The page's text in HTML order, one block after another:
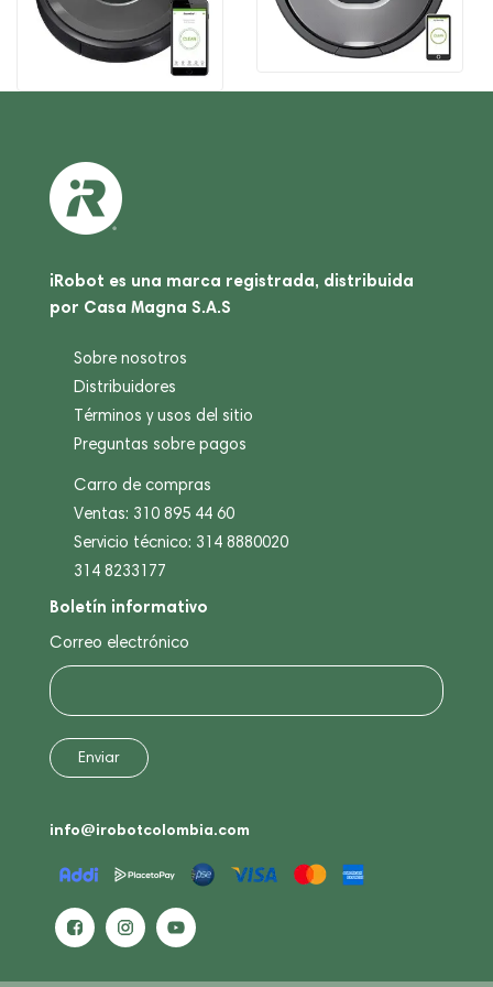
iRobot es una marca registrada, distribuida
por Casa Magna S.A.S
Sobre nosotros
Distribuidores
Términos y usos del sitio
Preguntas sobre pagos
Carro de compras
Ventas: 310 895 44 60
Servicio técnico: 314 8880020
314 8233177
Boletín informativo
Correo electrónico
info@irobotcolombia.com